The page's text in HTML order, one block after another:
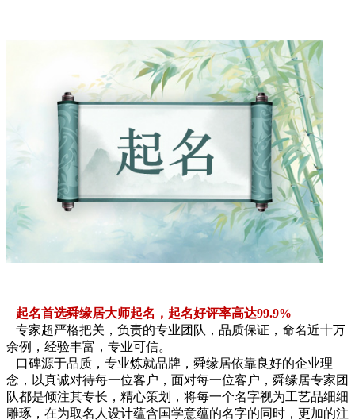
起名首选舜缘居大师起名，起名好评率高达99.9%
专家超严格把关，负责的专业团队，品质保证，命名近十万
余例，经验丰富，专业可信。
口碑源于品质，专业炼就品牌，舜缘居依靠良好的企业理
念，以真诚对待每一位客户，面对每一位客户，舜缘居专家团
队都是倾注其专长，精心策划，将每一个名字视为工艺品细细
雕琢，在为取名人设计蕴含国学意蕴的名字的同时，更加的注